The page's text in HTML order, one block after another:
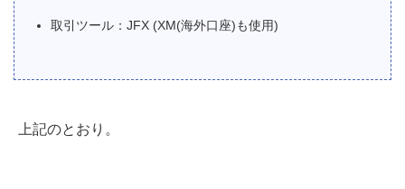
取引ツール：JFX (XM(海外口座)も使用)
上記のとおり。